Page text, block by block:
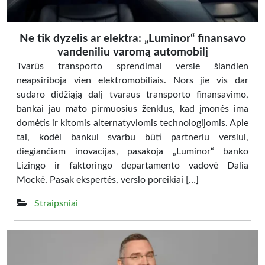
Ne tik dyzelis ar elektra: „Luminor“ finansavo
vandeniliu varomą automobilį
Tvarūs transporto sprendimai versle šiandien
neapsiriboja vien elektromobiliais. Nors jie vis dar
sudaro didžiąją dalį tvaraus transporto finansavimo,
bankai jau mato pirmuosius ženklus, kad įmonės ima
domėtis ir kitomis alternatyviomis technologijomis. Apie
tai, kodėl bankui svarbu būti partneriu verslui,
diegiančiam inovacijas, pasakoja „Luminor“ banko
Lizingo ir faktoringo departamento vadovė Dalia
Mockė. Pasak ekspertės, verslo poreikiai […]
Straipsniai